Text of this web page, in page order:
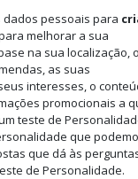
dados pessoais para
melhorar a sua
na sua localização,
as suas
interesses, o
promocionais a
teste de
que
que dá às
de Personalidade.